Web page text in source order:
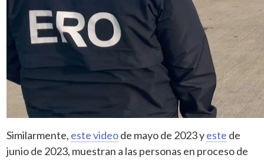
Similarmente, este videode mayo de 2023 yeste de
junio de 2023, muestran a las personas en proceso de